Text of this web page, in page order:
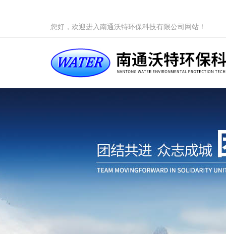
您好，欢迎进入南通沃特环保科技有限公司网站！